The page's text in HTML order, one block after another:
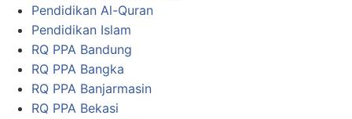
Pendidikan Al-Quran
Pendidikan Islam
RQ PPA Bandung
RQ PPA Bangka
RQ PPA Banjarmasin
RQ PPA Bekasi